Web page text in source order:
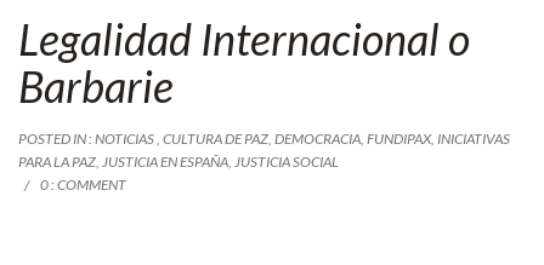
Legalidad Internacional o
Barbarie
POSTED IN :NOTICIAS CULTURA DE PAZ DEMOCRACIA FUNDIPAX, INICIATIVAS
PARA LA PAZ JUSTICIA EN ESPAÑA JUSTICIA SOCIAL
0 : COMMENT